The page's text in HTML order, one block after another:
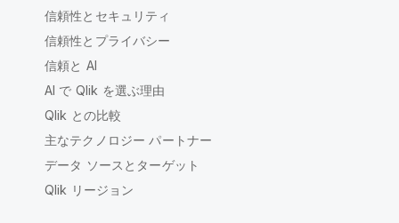
信頼性とセキュリティ
信頼性とプライバシー
信頼と AI
AI で Qlik を選ぶ理由
Qlik との比較
主なテクノロジー パートナー
データ ソースとターゲット
Qlik リージョン